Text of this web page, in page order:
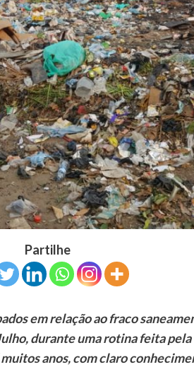
Partilhe
em relação ao fraco
durante uma rotina feita
anos, com claro